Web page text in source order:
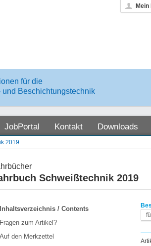
für die
und Beschichtungstechnik
JobPortal Kontakt Downloads
2019
Schweißtechnik 2019
Inhaltsverzeichnis / Contents
Fragen zum Artikel?
Auf den Merkzettel